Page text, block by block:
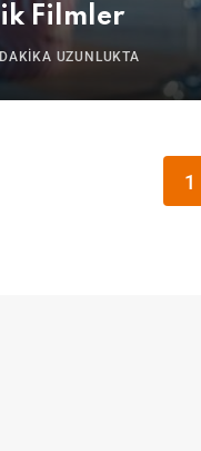
Filmler
UZUNLUKTA
1